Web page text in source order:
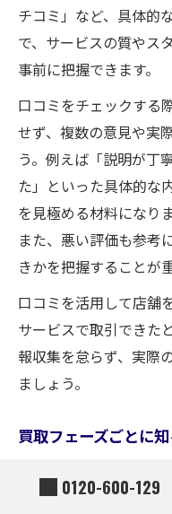
チコミ」など、具体的
で、サービスの質やス
事前に把握できます。
口コミをチェックする
せず、複数の意見や実
う。例えば「説明が丁
た」といった具体的な
を見極める材料になりま
また、悪い評価も参考
きかを把握することが
口コミを活用して店舗
サービスで取引できた
報収集を怠らず、実際
ましょう。
買取フェーズごとに
買取には「準備」「査
フェーズが存在し、そ
0120-600-129